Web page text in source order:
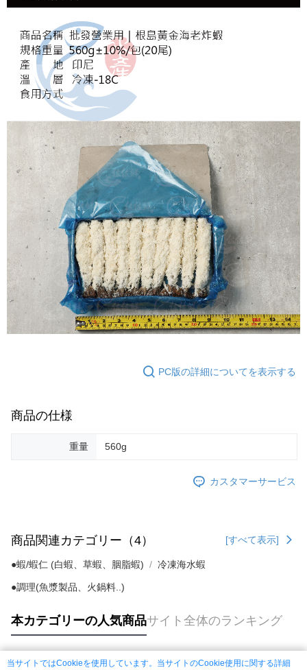
PC版の詳細についてを表示する
商品の仕様
重量 560g
カスタマーサービス
商品関連カテゴリー（4） [すべて表示]
●蝦/蝦仁 (白蝦、草蝦、胭脂蝦) 冷凍海水蝦
●調理(魚漿製品、火鍋料..)
本カテゴリーの人気商品サイト全体のランキング
当サイトではCookieを使用しています。当サイトのCookie使用に関する詳細